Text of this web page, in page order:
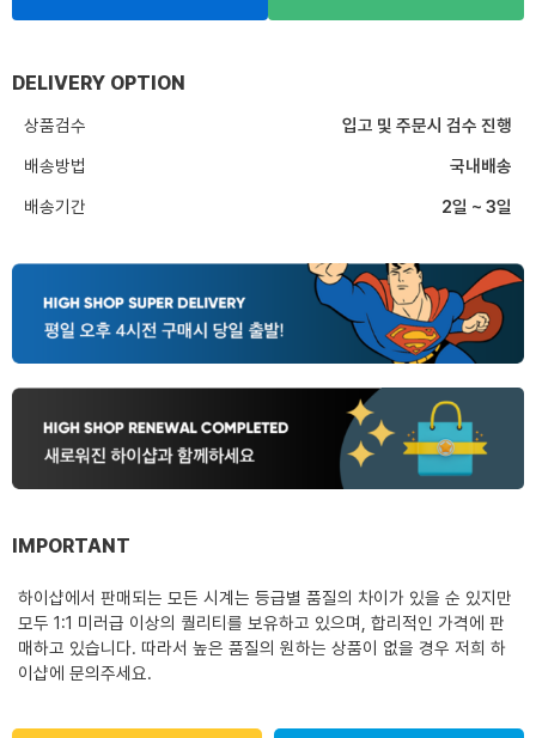
DELIVERY OPTION
상품검수
입고 및 주문시 검수 진행
배송방법
국내배송
배송기간
2일 ~ 3일
IMPORTANT
하이샵에서 판매되는 모든 시계는 등급별 품질의 차이가 있을 순 있지만
모두 1:1 미러급 이상의 퀄리티를 보유하고 있으며, 합리적인 가격에 판
매하고 있습니다. 따라서 높은 품질의 원하는 상품이 없을 경우 저희 하
이샵에 문의주세요.